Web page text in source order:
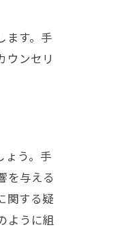
ます。手
ウンセリ
ょう。手
を与える
関する疑
ように組